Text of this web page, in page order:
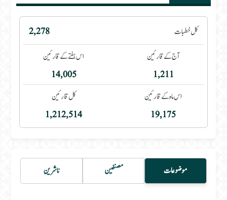
کل خطبات
2,278
آج کے قارئین
1,211
اس ہفتے کے قارئین
14,005
اس ماہ کے قارئین
19,175
کل قارئین
1,212,514
موضوعات مصنفین ناشرین